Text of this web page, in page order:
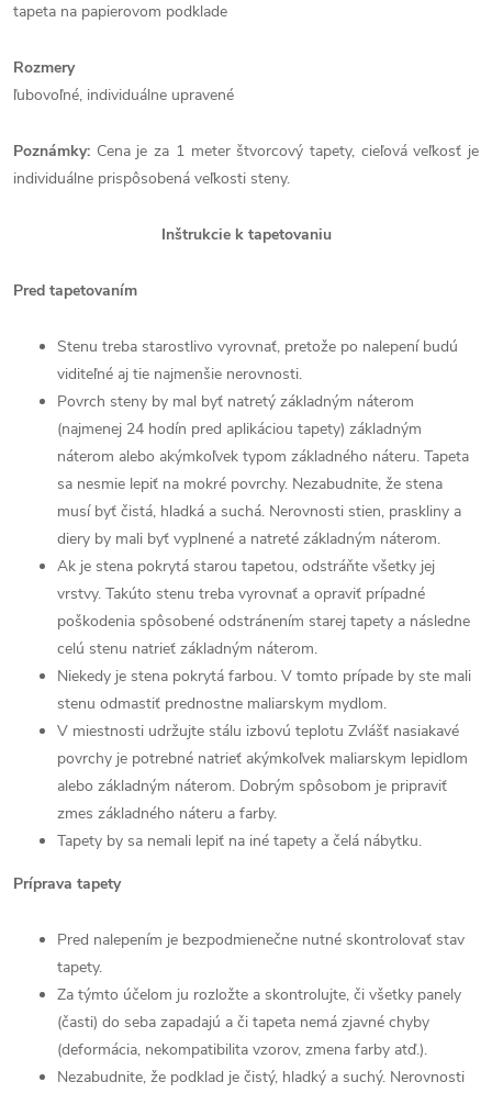
tapeta na papierovom podklade
Rozmery
ľubovoľné, individuálne upravené
Poznámky: Cena je za 1 meter štvorcový tapety, cieľová veľkosť je
individuálne prispôsobená veľkosti steny.
Inštrukcie k tapetovaniu
Pred tapetovaním
Stenu treba starostlivo vyrovnať, pretože po nalepení budú
viditeľné aj tie najmenšie nerovnosti.
Povrch steny by mal byť natretý základným náterom
(najmenej 24 hodín pred aplikáciou tapety) základným
náterom alebo akýmkoľvek typom základného náteru. Tapeta
sa nesmie lepiť na mokré povrchy. Nezabudnite, že stena
musí byť čistá, hladká a suchá. Nerovnosti stien, praskliny a
diery by mali byť vyplnené a natreté základným náterom.
Ak je stena pokrytá starou tapetou, odstráňte všetky jej
vrstvy. Takúto stenu treba vyrovnať a opraviť prípadné
poškodenia spôsobené odstránením starej tapety a následne
celú stenu natrieť základným náterom.
Niekedy je stena pokrytá farbou. V tomto prípade by ste mali
stenu odmastiť prednostne maliarskym mydlom.
V miestnosti udržujte stálu izbovú teplotu Zvlášť nasiakavé
povrchy je potrebné natrieť akýmkoľvek maliarskym lepidlom
alebo základným náterom. Dobrým spôsobom je pripraviť
zmes základného náteru a farby.
Tapety by sa nemali lepiť na iné tapety a čelá nábytku.
Príprava tapety
Pred nalepením je bezpodmienečne nutné skontrolovať stav
tapety.
Za týmto účelom ju rozložte a skontrolujte, či všetky panely
(časti) do seba zapadajú a či tapeta nemá zjavné chyby
(deformácia, nekompatibilita vzorov, zmena farby atď.).
Nezabudnite, že podklad je čistý, hladký a suchý. Nerovnosti